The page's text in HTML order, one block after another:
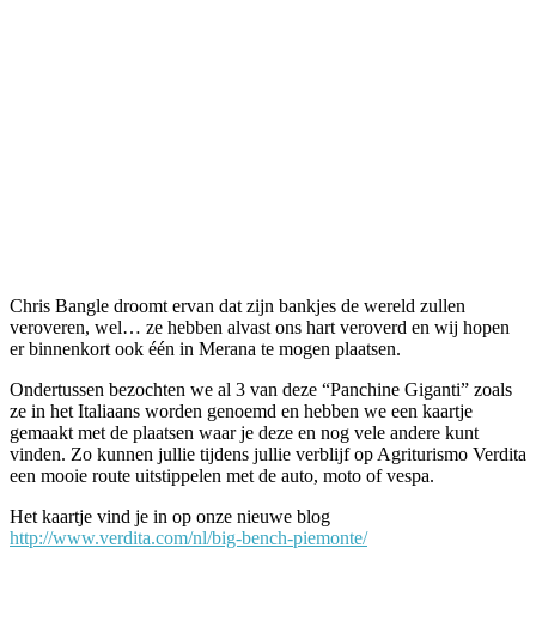
Chris Bangle droomt ervan dat zijn bankjes de wereld zullen
veroveren, wel… ze hebben alvast ons hart veroverd en wij hopen
er binnenkort ook één in Merana te mogen plaatsen.
Ondertussen bezochten we al 3 van deze “Panchine Giganti” zoals
ze in het Italiaans worden genoemd en hebben we een kaartje
gemaakt met de plaatsen waar je deze en nog vele andere kunt
vinden. Zo kunnen jullie tijdens jullie verblijf op Agriturismo Verdita
een mooie route uitstippelen met de auto, moto of vespa.
Het kaartje vind je in op onze nieuwe blog
http://www.verdita.com/nl/big-bench-piemonte/